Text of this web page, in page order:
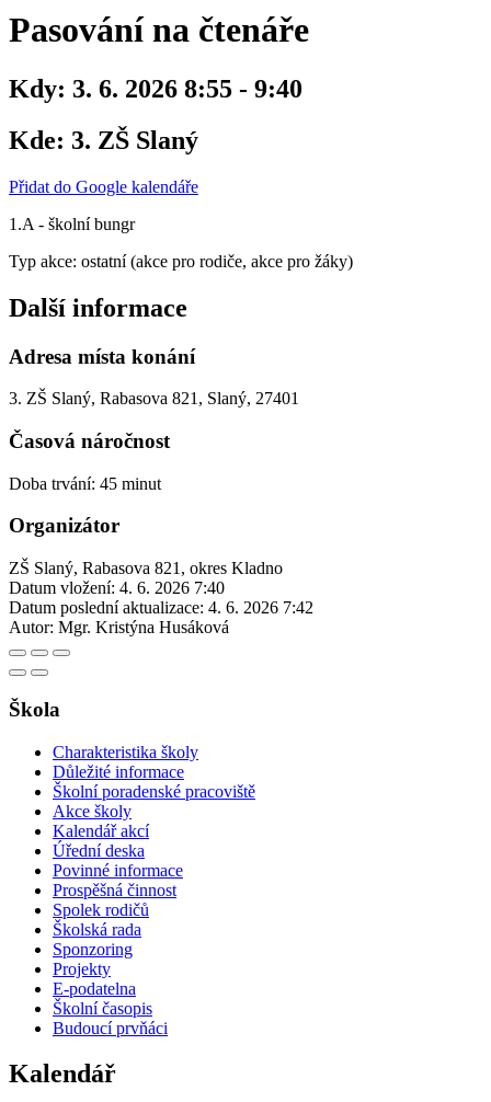
Pasování na čtenáře
Kdy: 3. 6. 2026 8:55 - 9:40
Kde: 3. ZŠ Slaný
Přidat do Google kalendáře
1.A - školní bungr
Typ akce: ostatní (akce pro rodiče, akce pro žáky)
Další informace
Adresa místa konání
3. ZŠ Slaný, Rabasova 821, Slaný, 27401
Časová náročnost
Doba trvání: 45 minut
Organizátor
ZŠ Slaný, Rabasova 821, okres Kladno
Datum vložení: 4. 6. 2026 7:40
Datum poslední aktualizace: 4. 6. 2026 7:42
Autor: Mgr. Kristýna Husáková
Škola
Charakteristika školy
Důležité informace
Školní poradenské pracoviště
Akce školy
Kalendář akcí
Úřední deska
Povinné informace
Prospěšná činnost
Spolek rodičů
Školská rada
Sponzoring
Projekty
E-podatelna
Školní časopis
Budoucí prvňáci
Kalendář